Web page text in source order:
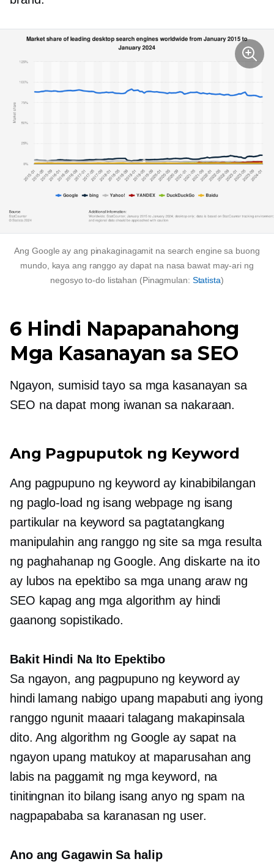
Ang Google ay ang pinakaginagamit na search engine sa buong
mundo, kaya ang ranggo ay dapat na nasa bawat may-ari ng
negosyoto-do listahan (Pinagmulan: Statista)
6 Hindi Napapanahong
Mga Kasanayan sa SEO
Ngayon, sumisid tayo sa mga kasanayan sa
SEO na dapat mong iwanan sa nakaraan.
Ang Pagpuputok ng Keyword
Ang pagpupuno ng keyword ay kinabibilangan
ng paglo-load ng isang webpage ng isang
partikular na keyword sa pagtatangkang
manipulahin ang ranggo ng site sa mga resulta
ng paghahanap ng Google. Ang diskarte na ito
ay lubos na epektibo sa mga unang araw ng
SEO kapag ang mga algorithm ay hindi
gaanong sopistikado.
Bakit Hindi Na Ito Epektibo
Sa ngayon, ang pagpupuno ng keyword ay
hindi lamang nabigo upang mapabuti ang iyong
ranggo ngunit maaari talagang makapinsala
dito. Ang algorithm ng Google ay sapat na
ngayon upang matukoy at maparusahan ang
labis na paggamit ng mga keyword, na
tinitingnan ito bilang isang anyo ng spam na
nagpapababa sa karanasan ng user.
Ano ang Gagawin Sa halip